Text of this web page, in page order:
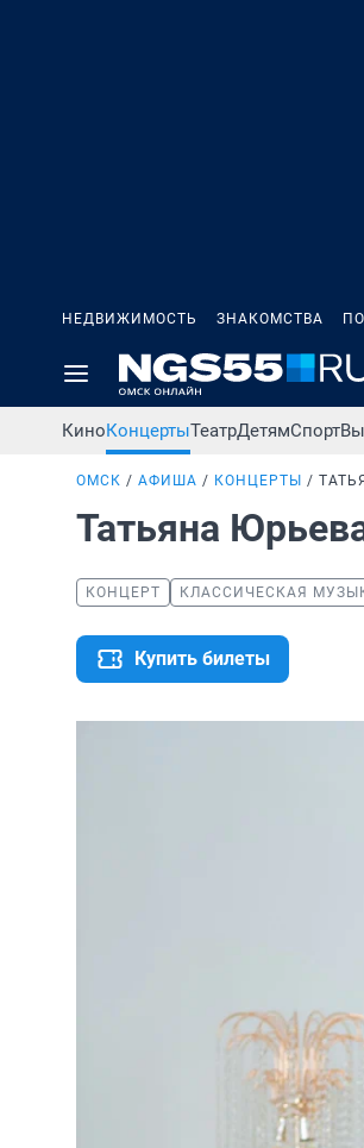
НЕДВИЖИМОСТЬ ЗНАКОМСТВА
КиноКонцертыТеатрДетямСпорт
ОМСК АФИША КОНЦЕРТЫ
Татьяна
КОНЦЕРТ КЛАССИЧЕСКАЯ
Купить билеты